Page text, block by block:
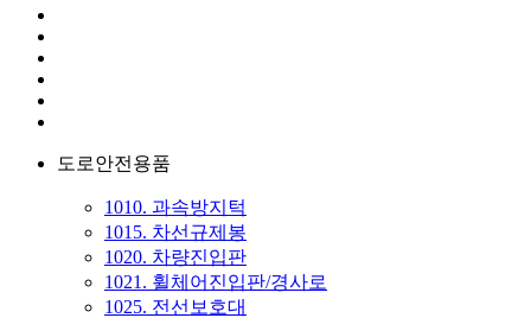
도로안전용품
1010. 과속방지턱
1015. 차선규제봉
1020. 차량진입판
1021. 휠체어진입판/경사로
1025. 전선보호대